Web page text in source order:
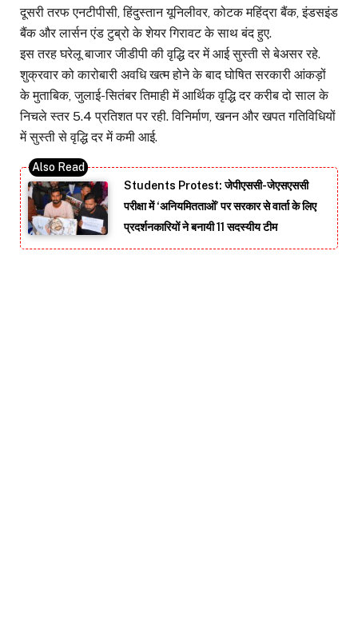
दूसरी तरफ एनटीपीसी, हिंदुस्तान यूनिलीवर, कोटक महिंद्रा बैंक, इंडसइंड
बैंक और लार्सन एंड टुब्रो के शेयर गिरावट के साथ बंद हुए.
इस तरह घरेलू बाजार जीडीपी की वृद्धि दर में आई सुस्ती से बेअसर रहे.
शुक्रवार को कारोबारी अवधि खत्म होने के बाद घोषित सरकारी आंकड़ों
के मुताबिक, जुलाई-सितंबर तिमाही में आर्थिक वृद्धि दर करीब दो साल के
निचले स्तर 5.4 प्रतिशत पर रही. विनिर्माण, खनन और खपत गतिविधियों
में सुस्ती से वृद्धि दर में कमी आई.
Students Protest: जेपीएससी-जेएसएससी
परीक्षा में ‘अनियमितताओं’ पर सरकार से वार्ता के लिए
प्रदर्शनकारियों ने बनायी 11 सदस्यीय टीम